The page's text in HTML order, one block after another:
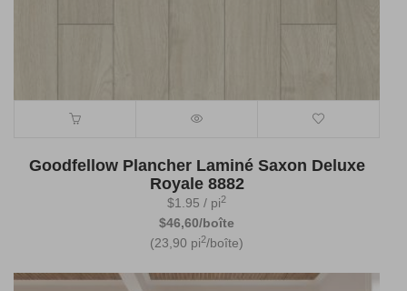
Goodfellow Plancher Laminé Saxon Deluxe
Royale 8882
$1.95 / pi2
$46,60/boîte
(23,90 pi2/boîte)